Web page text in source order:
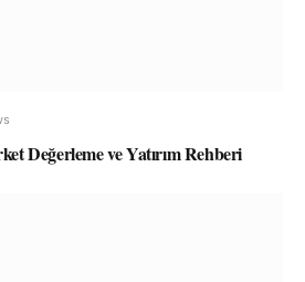
Değerleme ve Yatırım Rehberi